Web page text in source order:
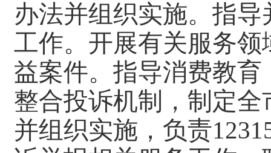
办法并组织实施。指
工作。开展有关服务
益案件。指导消费教
整合投诉机制，制定
并组织实施，负责